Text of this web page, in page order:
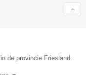
de provincie Friesland.